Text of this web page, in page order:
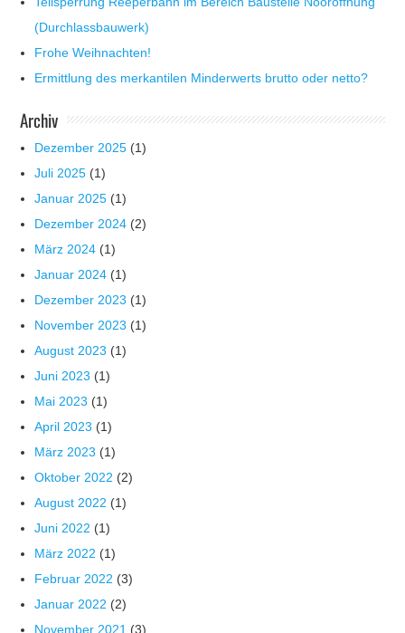
(Durchlassbauwerk)
Frohe Weihnachten!
Ermittlung des merkantilen Minderwerts brutto oder netto?
Archiv
Dezember 2025 (1)
Juli 2025 (1)
Januar 2025 (1)
Dezember 2024 (2)
März 2024 (1)
Januar 2024 (1)
Dezember 2023 (1)
November 2023 (1)
August 2023 (1)
Juni 2023 (1)
Mai 2023 (1)
April 2023 (1)
März 2023 (1)
Oktober 2022 (2)
August 2022 (1)
Juni 2022 (1)
März 2022 (1)
Februar 2022 (3)
Januar 2022 (2)
November 2021 (3)